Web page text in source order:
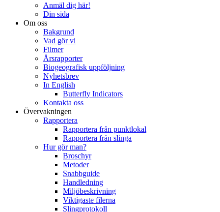
Anmäl dig här!
Din sida
Om oss
Bakgrund
Vad gör vi
Filmer
Årsrapporter
Biogeografisk uppföljning
Nyhetsbrev
In English
Butterfly Indicators
Kontakta oss
Övervakningen
Rapportera
Rapportera från punktlokal
Rapportera från slinga
Hur gör man?
Broschyr
Metoder
Snabbguide
Handledning
Miljöbeskrivning
Viktigaste filerna
Slingprotokoll